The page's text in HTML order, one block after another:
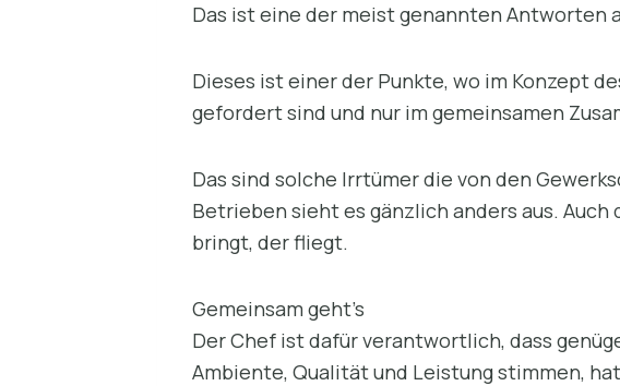
Das ist eine der meist genannten Antworten
Dieses ist einer der Punkte, wo im Konzept
gefordert sind und nur im gemeinsamen
Das sind solche Irrtümer die von den
Betrieben sieht es gänzlich anders aus.
bringt, der fliegt.
Gemeinsam geht’s
Der Chef ist dafür verantwortlich, dass
Ambiente, Qualität und Leistung stimmen,